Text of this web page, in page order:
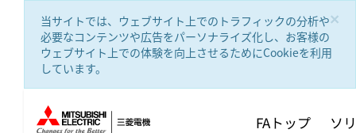
×
当サイトでは、ウェブサイト上でのトラフィックの分析や
必要なコンテンツや広告をパーソナライズ化し、お客様の
ウェブサイト上での体験を向上させるためにCookieを利用
しています。
FAトップ ソ